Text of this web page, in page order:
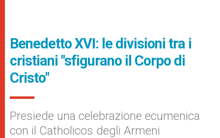
Benedetto XVI: le divisioni tra i
cristiani "sfigurano il Corpo di
Cristo"
Presiede una celebrazione ecumenica
con il Catholicos degli Armeni